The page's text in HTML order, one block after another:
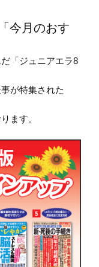
今月のおす
「ジュニアエラ8
が特集された
ます。